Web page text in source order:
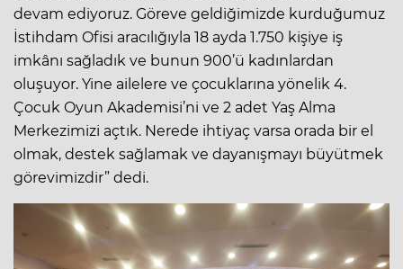
devam ediyoruz. Göreve geldiğimizde kurduğumuz
İstihdam Ofisi aracılığıyla 18 ayda 1.750 kişiye iş
imkânı sağladık ve bunun 900’ü kadınlardan
oluşuyor. Yine ailelere ve çocuklarına yönelik 4.
Çocuk Oyun Akademisi’ni ve 2 adet Yaş Alma
Merkezimizi açtık. Nerede ihtiyaç varsa orada bir el
olmak, destek sağlamak ve dayanışmayı büyütmek
görevimizdir” dedi.